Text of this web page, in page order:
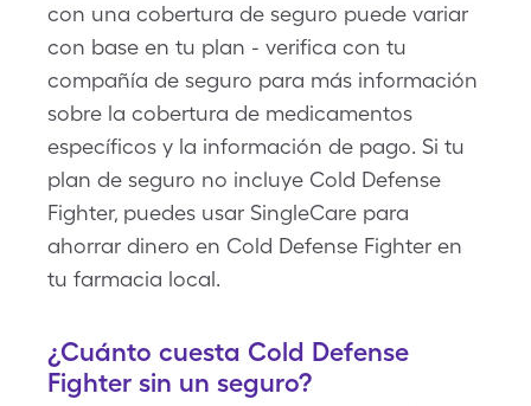
con una cobertura de seguro puede variar
con base en tu plan - verifica con tu
compañía de seguro para más información
sobre la cobertura de medicamentos
específicos y la información de pago. Si tu
plan de seguro no incluye Cold Defense
Fighter, puedes usar SingleCare para
ahorrar dinero en Cold Defense Fighter en
tu farmacia local.
¿Cuánto cuesta Cold Defense
Fighter sin un seguro?